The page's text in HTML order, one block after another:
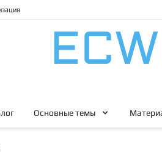
Основные темы